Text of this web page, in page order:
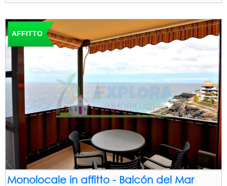
AFFITTO
Monolocale in affitto - Balcón del Mar